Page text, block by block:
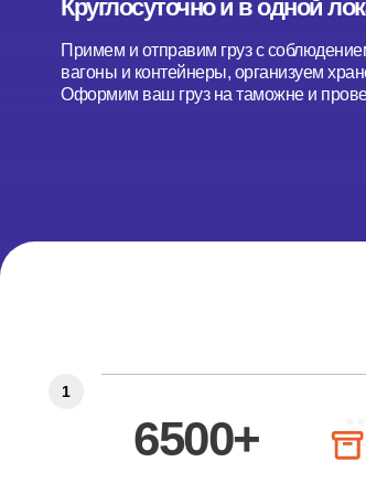
Примем и отправим груз с
вагоны и контейнеры, организуем
Оформим ваш груз на таможне и
Круглосуточно и в одной
6500+
1